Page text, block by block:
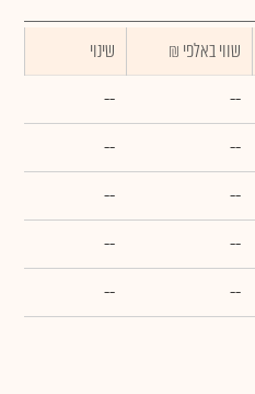
₪ שווי באלפי
שינוי
--
--
--
--
--
--
--
--
--
--